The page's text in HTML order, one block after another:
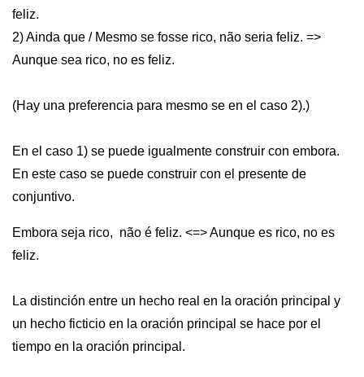
feliz.
2) Ainda que / Mesmo se fosse rico, não seria feliz. =>
Aunque sea rico, no es feliz.
(Hay una preferencia para mesmo se en el caso 2).)
En el caso 1) se puede igualmente construir con embora.
En este caso se puede construir con el presente de
conjuntivo.
Embora seja rico, não é feliz. <=> Aunque es rico, no es
feliz.
La distinción entre un hecho real en la oración principal y
un hecho ficticio en la oración principal se hace por el
tiempo en la oración principal.